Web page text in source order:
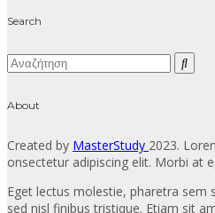
Search
About
Created by MasterStudy 2023.
onsectetur adipiscing elit. Morbi at
Eget lectus molestie, pharetra sem
sed nisl finibus tristique. Etiam sit